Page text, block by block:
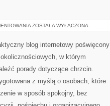
MENU
ZOSTAŁA WYŁĄCZONA
blog internetowy poświęcony
w którym
porady dotyczące chrzcin.
z myślą o osobach, które
w sposób spokojny, bez